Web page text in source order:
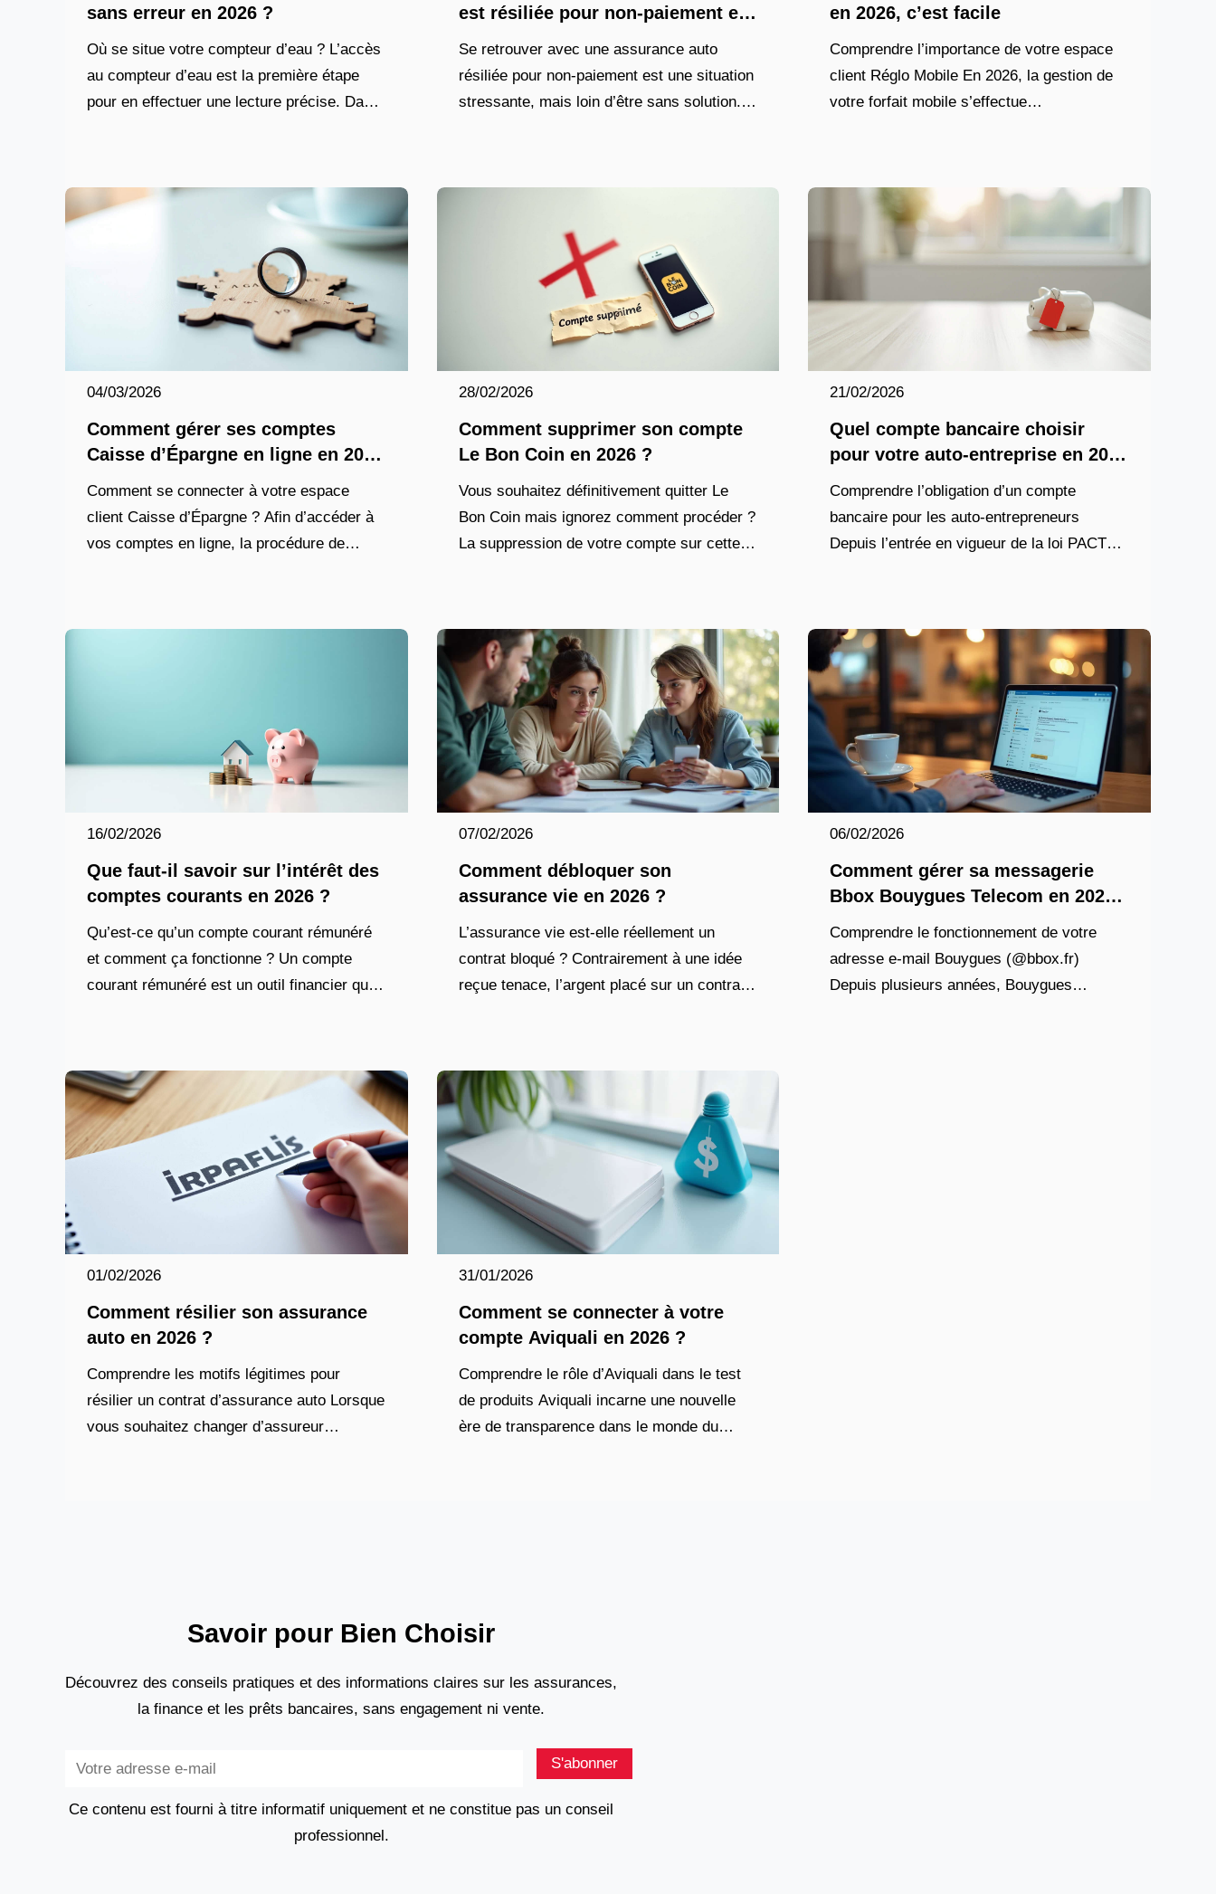
sans erreur en 2026 ?
Où se situe votre compteur d’eau ? L’accès
au compteur d’eau est la première étape
pour en effectuer une lecture précise. Dans
est résiliée pour non-paiement en
Se retrouver avec une assurance auto
résiliée pour non-paiement est une situation
stressante, mais loin d’être sans solution.
en 2026, c’est facile
Comprendre l’importance de votre espace
client Réglo Mobile En 2026, la gestion de
votre forfait mobile s’effectue
04/03/2026
Comment gérer ses comptes
Caisse d’Épargne en ligne en 2026
Comment se connecter à votre espace
client Caisse d’Épargne ? Afin d’accéder à
vos comptes en ligne, la procédure de
28/02/2026
Comment supprimer son compte
Le Bon Coin en 2026 ?
Vous souhaitez définitivement quitter Le
Bon Coin mais ignorez comment procéder ?
La suppression de votre compte sur cette
21/02/2026
Quel compte bancaire choisir
pour votre auto-entreprise en 2026
Comprendre l’obligation d’un compte
bancaire pour les auto-entrepreneurs
Depuis l’entrée en vigueur de la loi PACTE
16/02/2026
Que faut-il savoir sur l’intérêt des
comptes courants en 2026 ?
Qu’est-ce qu’un compte courant rémunéré
et comment ça fonctionne ? Un compte
courant rémunéré est un outil financier qui
07/02/2026
Comment débloquer son
assurance vie en 2026 ?
L’assurance vie est-elle réellement un
contrat bloqué ? Contrairement à une idée
reçue tenace, l’argent placé sur un contrat
06/02/2026
Comment gérer sa messagerie
Bbox Bouygues Telecom en 2026
Comprendre le fonctionnement de votre
adresse e-mail Bouygues (@bbox.fr)
Depuis plusieurs années, Bouygues
01/02/2026
Comment résilier son assurance
auto en 2026 ?
Comprendre les motifs légitimes pour
résilier un contrat d’assurance auto Lorsque
vous souhaitez changer d’assureur
31/01/2026
Comment se connecter à votre
compte Aviquali en 2026 ?
Comprendre le rôle d’Aviquali dans le test
de produits Aviquali incarne une nouvelle
ère de transparence dans le monde du
Savoir pour Bien Choisir
Découvrez des conseils pratiques et des informations claires sur les assurances,
la finance et les prêts bancaires, sans engagement ni vente.
S'abonner
Ce contenu est fourni à titre informatif uniquement et ne constitue pas un conseil
professionnel.